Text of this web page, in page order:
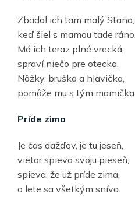
Zbadal ich tam malý Stano,
keď šiel s mamou tade ráno.
Má ich teraz plné vrecká,
spraví niečo pre otecka.
Nôžky, bruško a hlavička,
pomôže mu s tým mamička.
Príde zima
Je čas dažďov, je tu jeseň,
vietor spieva svoju pieseň,
spieva, že už príde zima,
o lete sa všetkým sníva.